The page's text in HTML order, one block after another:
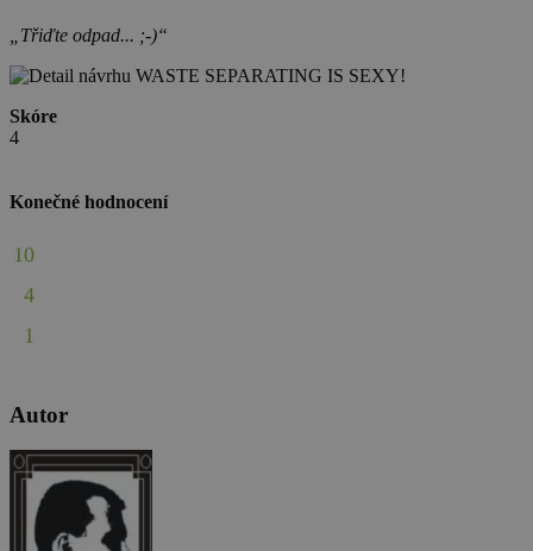
„Třiďte odpad... ;-)“
Skóre
4
Konečné hodnocení
10
4
1
Autor